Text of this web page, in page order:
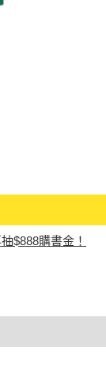
$888購書金！